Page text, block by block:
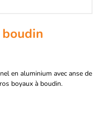
en aluminium avec anse de
boyaux à boudin.